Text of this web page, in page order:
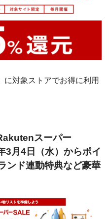
に対象ストアでお得に利用
スーパー
3月4日（水）からポイ
ンド連動特典など豪華